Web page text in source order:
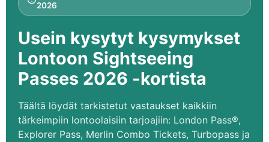
2026
Usein kysytyt kysymykset
Lontoon Sightseeing
Passes 2026 -kortista
Täältä löydät tarkistetut vastaukset kaikkiin
tärkeimpiin lontoolaisiin tarjoajiin: London Pass®,
Explorer Pass, Merlin Combo Tickets, Turbopass ja